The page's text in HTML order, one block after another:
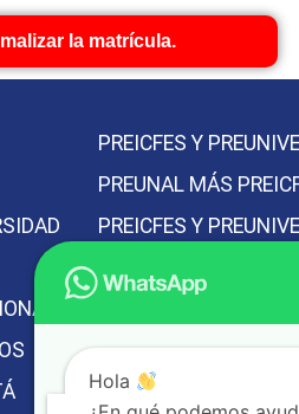
la matrícula.
PREICFES Y
PREUNAL MÁS
PREICFES Y
MEJOR
BOGOTÁ
Hola